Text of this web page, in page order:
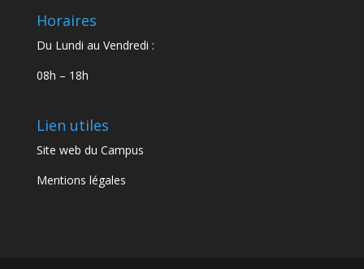
Horaires
Du Lundi au Vendredi :
08h – 18h
Lien utiles
Site web du Campus
Mentions légales